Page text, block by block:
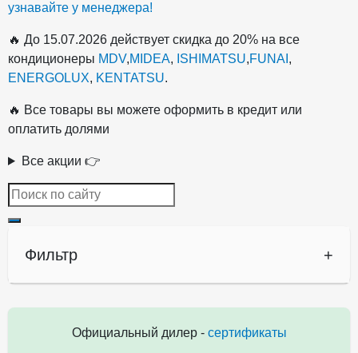
узнавайте у менеджера!
🔥 До 15.07.2026 действует скидка до 20% на все
кондиционеры MDV,MIDEA, ISHIMATSU,FUNAI ,
ENERGOLUX, KENTATSU.
🔥 Все товары вы можете оформить в кредит или
оплатить долями
Все акции 👉
Фильтр +
Официальный дилер - сертификаты